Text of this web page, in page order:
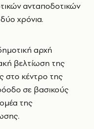
ανταποδοτικών
χρόνια.
αρχή
βελτίωση της
στο κέντρο της
σε βασικούς
της